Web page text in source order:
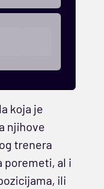
koja je
njihove
trenera
poremeti, al i
ili